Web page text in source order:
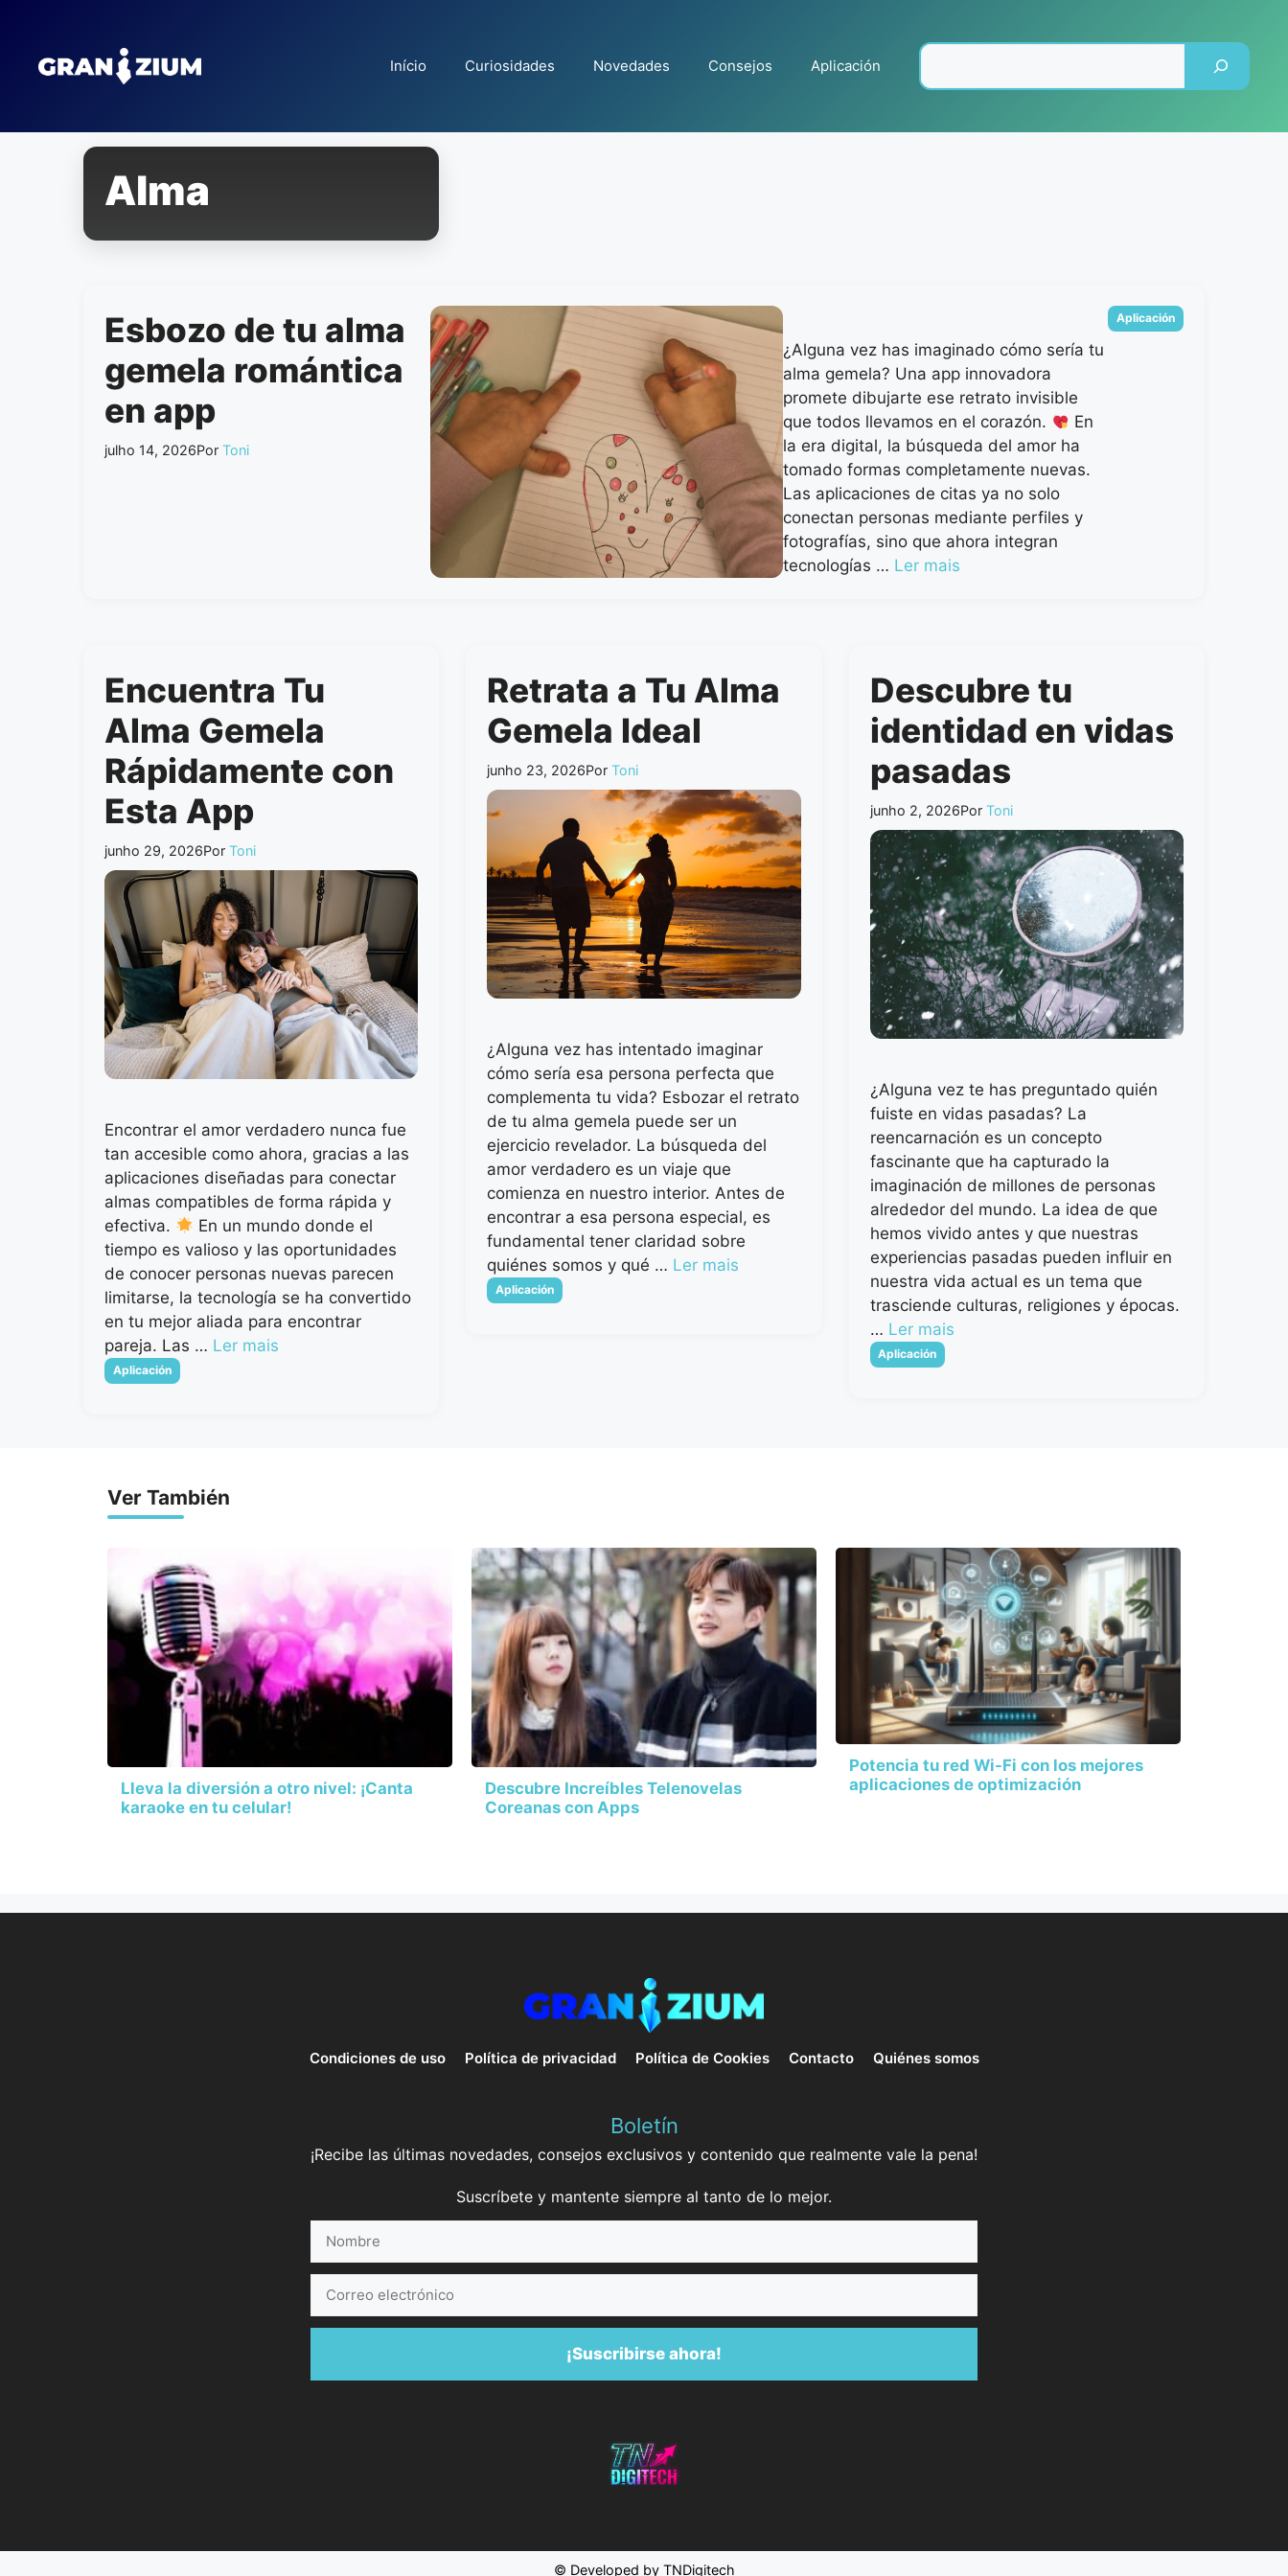
Início Curiosidades Novedades Consejos Aplicación
Alma
Esbozo de tu alma
gemela romántica
en app
julho 14, 2026Por Toni
¿Alguna vez has imaginado cómo sería tu
alma gemela? Una app innovadora
promete dibujarte ese retrato invisible
que todos llevamos en el corazón.
En
la era digital, la búsqueda del amor ha
tomado formas completamente nuevas.
Las aplicaciones de citas ya no solo
conectan personas mediante perfiles y
fotografías, sino que ahora integran
tecnologías … Ler mais
Categorias
Aplicación
Encuentra Tu
Alma Gemela
Rápidamente con
Esta App
junho 29, 2026Por Toni
Encontrar el amor verdadero nunca fue
tan accesible como ahora, gracias a las
aplicaciones diseñadas para conectar
almas compatibles de forma rápida y
efectiva.
En un mundo donde el
tiempo es valioso y las oportunidades
de conocer personas nuevas parecen
limitarse, la tecnología se ha convertido
en tu mejor aliada para encontrar
pareja. Las … Ler mais
Categorias
Aplicación
Retrata a Tu Alma
Gemela Ideal
junho 23, 2026PorToni
¿Alguna vez has intentado imaginar
cómo sería esa persona perfecta que
complementa tu vida? Esbozar el retrato
de tu alma gemela puede ser un
ejercicio revelador. La búsqueda del
amor verdadero es un viaje que
comienza en nuestro interior. Antes de
encontrar a esa persona especial, es
fundamental tener claridad sobre
quiénes somos y qué … Ler mais
Categorias
Aplicación
Descubre tu
identidad en vidas
pasadas
junho 2, 2026Por Toni
¿Alguna vez te has preguntado quién
fuiste en vidas pasadas? La
reencarnación es un concepto
fascinante que ha capturado la
imaginación de millones de personas
alrededor del mundo. La idea de que
hemos vivido antes y que nuestras
experiencias pasadas pueden influir en
nuestra vida actual es un tema que
trasciende culturas, religiones y épocas.
… Ler mais
Categorias
Aplicación
Ver También
Lleva la diversión a otro nivel: ¡Canta
karaoke en tu celular!
Descubre Increíbles Telenovelas
Coreanas con Apps
Potencia tu red Wi-Fi con los mejores
aplicaciones de optimización
Condiciones de uso Política de privacidad Política de Cookies Contacto Quiénes somos
Boletín
¡Recibe las últimas novedades, consejos exclusivos y contenido que realmente vale la pena!
Suscríbete y mantente siempre al tanto de lo mejor.
electrónico
¡Suscribirse ahora!